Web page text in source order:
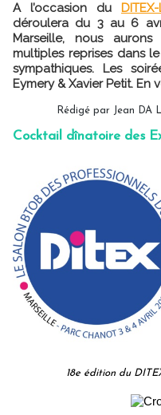
A l’occasion du
déroulera du 3 au 6
Marseille, nous
multiples reprises dans
sympathiques. Les
Eymery & Xavier Petit. En
Rédigé par Jean DA
Cocktail dînatoire des
18e édition du